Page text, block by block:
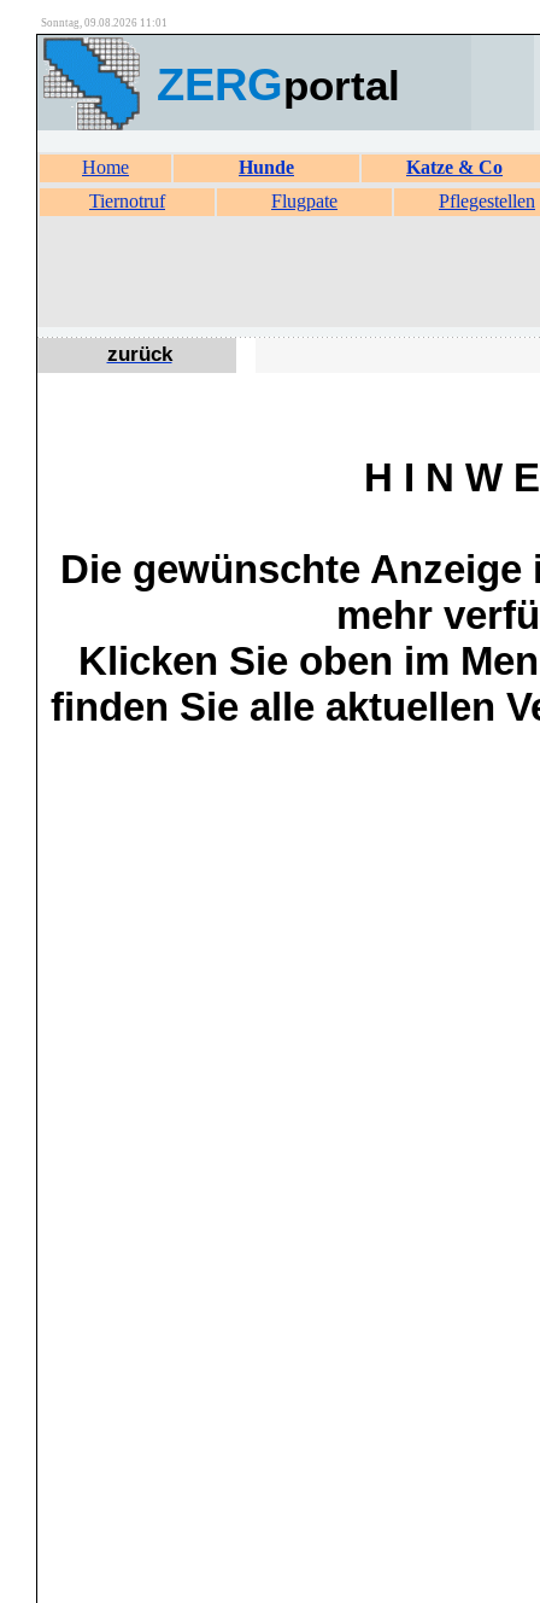
Sonntag, 09.08.2026 11:01
ZERGportal
Home Hunde
Katze & Co
Tiernotruf
Flugpate Pflegestellen
zurück
H I N W
Die gewünschte
mehr
Klicken Sie oben im
finden Sie alle aktuellen